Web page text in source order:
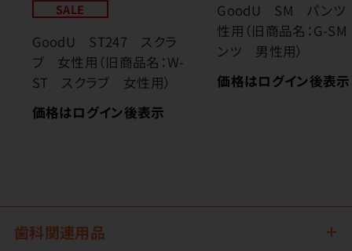
SALE
GoodU ST247 スクラ
ブ 女性用（旧商品名：W-
ST スクラブ 女性用）
価格はログイン後表示
GoodU SM パン
性用（旧商品名：G-
ンツ 男性用）
価格はログイン後表示
歯科関連用品